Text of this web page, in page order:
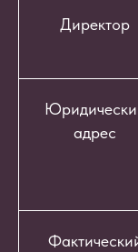
Директор
адрес